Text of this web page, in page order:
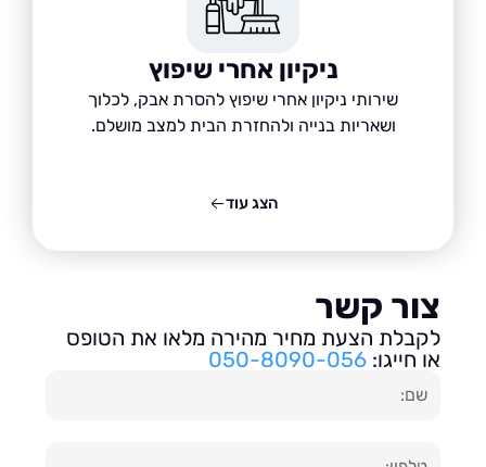
ניקיון אחרי שיפוץ
שירותי ניקיון אחרי שיפוץ להסרת אבק, לכלוך
ושאריות בנייה ולהחזרת הבית למצב מושלם.
קשר
הצעת מחיר מהירה מלאו את הטופס
חייגו:050-8090-056